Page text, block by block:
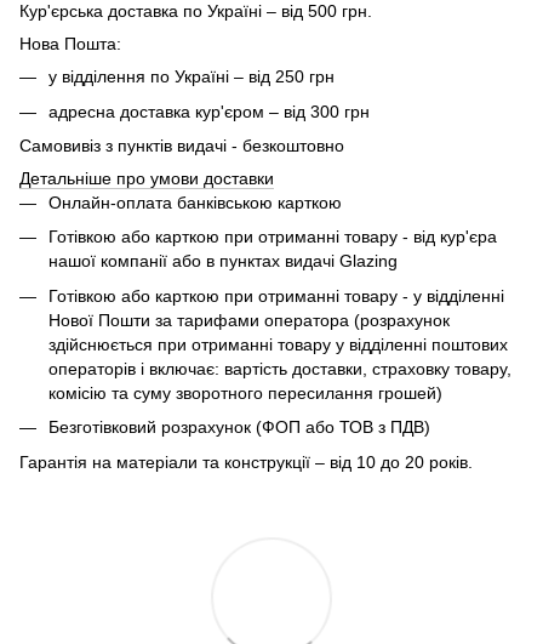
Кур'єрська доставка по Україні – від 500 грн.
Нова Пошта:
у відділення по Україні – від 250 грн
адресна доставка кур'єром – від 300 грн
Самовивіз з пунктів видачі - безкоштовно
Детальніше про умови доставки
Онлайн-оплата банківською карткою
Готівкою або карткою при отриманні товару - від кур'єра
нашої компанії або в пунктах видачі Glazing
Готівкою або карткою при отриманні товару - у відділенні
Нової Пошти за тарифами оператора (розрахунок
здійснюється при отриманні товару у відділенні поштових
операторів і включає: вартість доставки, страховку товару,
комісію та суму зворотного пересилання грошей)
Безготівковий розрахунок (ФОП або ТОВ з ПДВ)
Гарантія на матеріали та конструкції – від 10 до 20 років.